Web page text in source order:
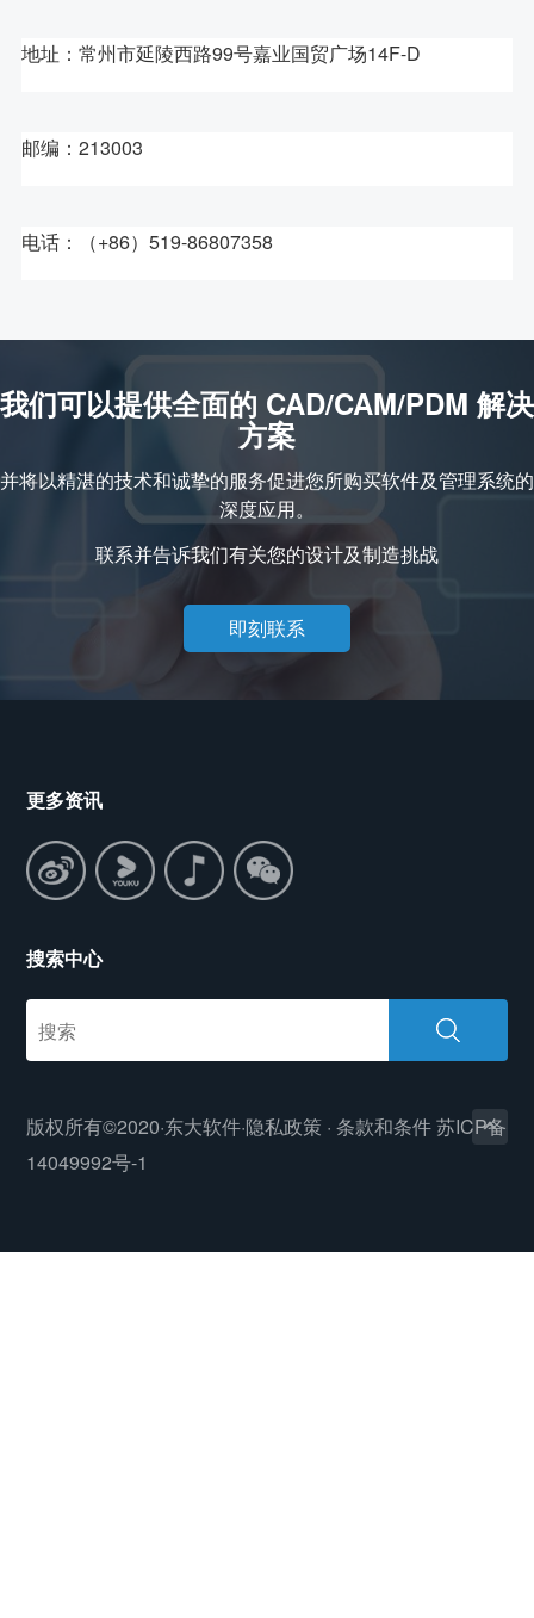
地址：常州市延陵西路99号嘉业国贸广场14F-D
邮编：213003
电话：（+86）519-86807358
我们可以提供全面的 CAD/CAM/PDM 解决
方案
并将以精湛的技术和诚挚的服务促进您所购买软件及管理系统的
深度应用。
联系并告诉我们有关您的设计及制造挑战
即刻联系
更多资讯
搜索中心
版权所有©2020·东大软件·隐私政策 ·条款和条件苏ICP备
14049992号-1